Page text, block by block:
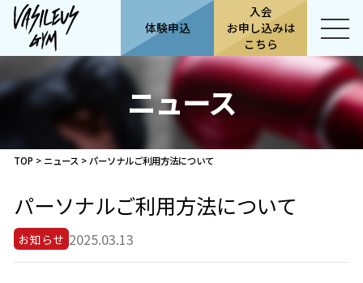
体験申込
入会
お申し込みは
こちら
ニュース
TOP > ニュース > パーソナルご利用方法について
パーソナルご利用方法について
お知らせ 2025.03.13